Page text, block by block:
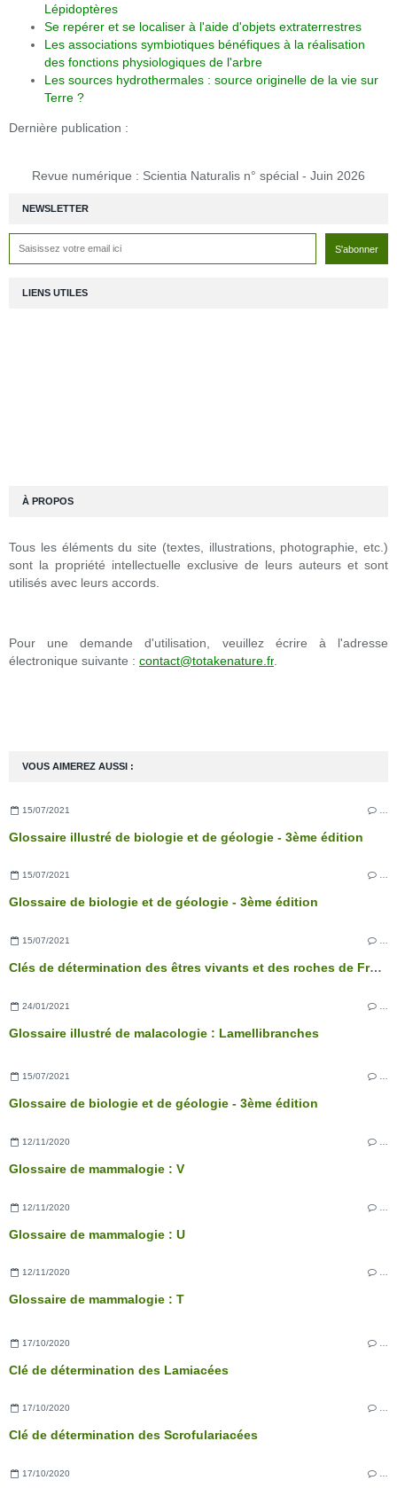
NEWSLETTER
VOUS AIMEREZ AUSSI :
15/07/2021
Glossaire illustré de biologie et de géologie - 3ème édition
15/07/2021 …
Glossaire de biologie et de géologie - 3ème édition
15/07/2021
Clés de détermination des êtres vivants et des roches de France - 3ème édition
24/01/2021
Glossaire illustré de malacologie : Lamellibranches
15/07/2021 …
Glossaire de biologie et de géologie - 3ème édition
12/11/2020
Glossaire de mammalogie : V
12/11/2020
Glossaire de mammalogie : U
12/11/2020
Glossaire de mammalogie : T
17/10/2020
Clé de détermination des Lamiacées
17/10/2020 …
Clé de détermination des Scrofulariacées
17/10/2020
Lépidoptères
Se repérer et se localiser à l'aide d'objets extraterrestres
Les associations symbiotiques bénéfiques à la réalisation
des fonctions physiologiques de l'arbre
Les sources hydrothermales : source originelle de la vie sur
Terre ?
Dernière publication :
Revue numérique : Scientia Naturalis n° spécial - Juin 2026
LIENS UTILES
À PROPOS
Tous les éléments du site (textes, illustrations, photographie, etc.)
sont la propriété intellectuelle exclusive de leurs auteurs et sont
utilisés avec leurs accords.
Pour une demande d'utilisation, veuillez écrire à l'adresse
électronique suivante : contact@totakenature.fr